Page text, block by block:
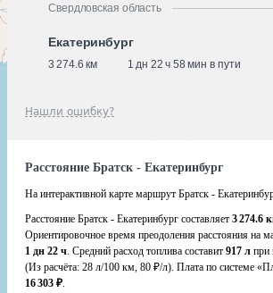
Свердловская область
Екатеринбург
3 274.6 км 1 дн 22 ч 58 мин в пути
Нашли ошибку?
Расстояние Братск - Екатеринбург
На интерактивной карте маршрут Братск -
Расстояние Братск - Екатеринбург составляет 3 274.6
Ориентировочное время преодоления расстояния на
1 дн 22 ч. Средний расход топлива составит 917 л при
(Из расчёта: 28 л/100 км, 80 ₽/л). Плата по системе
16 303 ₽.